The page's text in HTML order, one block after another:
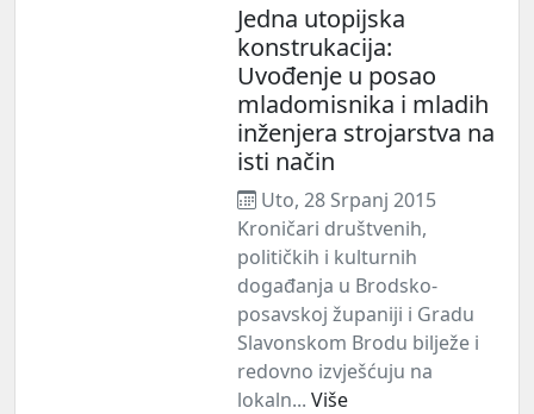
Jedna utopijska
konstrukacija:
Uvođenje u posao
mladomisnika i mladih
inženjera strojarstva na
isti način
Uto, 28 Srpanj 2015
Kroničari društvenih,
političkih i kulturnih
događanja u Brodsko-
posavskoj županiji i Gradu
Slavonskom Brodu bilježe i
redovno izvješćuju na
lokaln... Više